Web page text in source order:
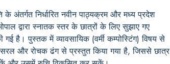
के अंतर्गत निर्धारित नवीन पाठ्यक्रम और मध्य प्रदेश
द्वारा स्नातक स्तर के छात्रों के लिए सुझाए गए
है। पुस्तक में व्यावसायिक (वर्मी कम्पोस्टिंग) विषय से
और रोचक ढंग से प्रस्तुत किया गया है, जिससे छात्र